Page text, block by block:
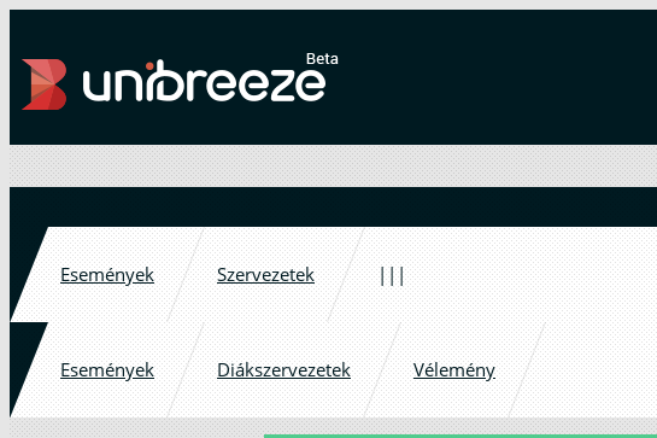
Események Szervezetek |||
Események Diákszervezetek Vélemény